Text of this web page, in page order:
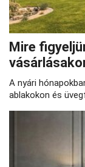
Mire
A nyári
ablakokon és